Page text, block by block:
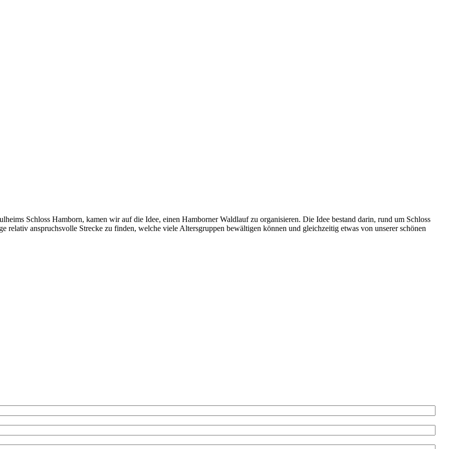
Schloss Hamborn, kamen wir auf die Idee, einen Hamborner Waldlauf zu organisieren. Die Idee bestand darin, rund um Schloss
relativ anspruchsvolle Strecke zu finden, welche viele Altersgruppen bewältigen können und gleichzeitig etwas von unserer schönen